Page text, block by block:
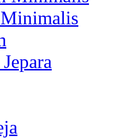
Minimalis